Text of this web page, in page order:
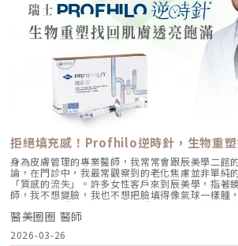
拒絕填充感！Profhilo逆時針，生物重
身為皮膚管理的專業醫師，我常常會跟辰美學二館
論，在門診中，我最常觀察到的老化焦慮並非單純
「質感的流失」。許多女性客戶來到辰美學，指著
師，我不想變臉，我也不想把臉填得像氣球一樣腫
了、乾了，看起來很累。」這種「累感」，往往來
解。過去我們習慣用玻尿酸去「填補」凹陷，或是
表，但在這兩者之間，其實存在著一個關鍵的空白
Remodeling）。這就是為什麼我對 Profhilo 逆時
醫美圈圈 醫師
2026-03-26